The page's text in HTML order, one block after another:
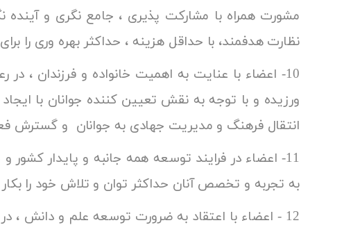
مشورت همراه با مشارکت پذیری ، جامع نگری و آینده
نظارت هدفمند، با حداقل هزینه ، حداکثر بهره وری را
10- اعضاء با عنایت به اهمیت خانواده و فرزندان ،
ورزیده و با توجه به نقش تعیین کننده جوانان با
انتقال فرهنگ و مدیریت جهادی به جوانان و گسترش
11- اعضاء در فرایند توسعه همه جانبه و پایدار
به تجربه و تخصص آنان حداکثر
12 - اعضاء با اعتقاد به ضرورت توسعه علم و دانش ،